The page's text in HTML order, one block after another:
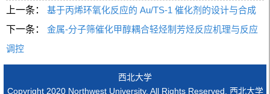
上一条：
基于丙烯环氧化反应的 Au/TS-1 催化剂的设计与合成
下一条：
金属-分子筛催化甲醇耦合轻烃制芳烃反应机理与反应
调控
西北大学
Copyright 2020 Northwest University. All Rights Reserved. 西北大学